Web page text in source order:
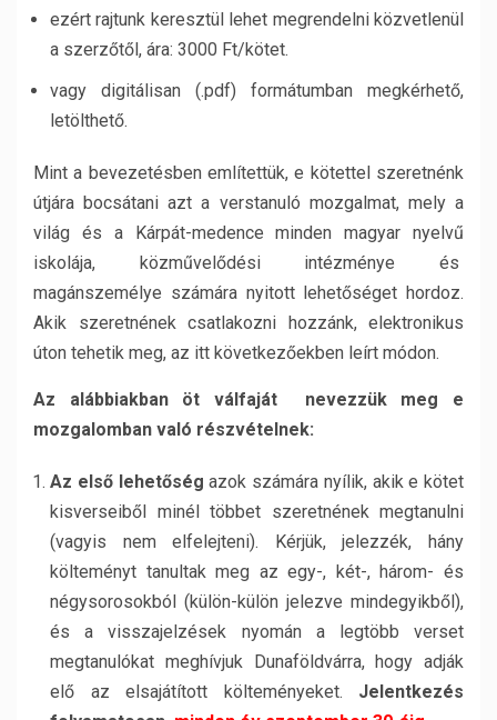
ezért rajtunk keresztül lehet megrendelni közvetlenül
a szerzőtől, ára: 3000 Ft/kötet.
vagy digitálisan (.pdf) formátumban megkérhető,
letölthető.
Mint a bevezetésben említettük, e kötettel szeretnénk
útjára bocsátani azt a verstanuló mozgalmat, mely a
világ és a Kárpát-medence minden magyar nyelvű
iskolája, közművelődési intézménye és
magánszemélye számára nyitott lehetőséget hordoz.
Akik szeretnének csatlakozni hozzánk, elektronikus
úton tehetik meg, az itt következőekben leírt módon.
Az alábbiakban öt válfaját nevezzük meg e
mozgalomban való részvételnek:
Az első lehetőség azok számára nyílik, akik e kötet
kisverseiből minél többet szeretnének megtanulni
(vagyis nem elfelejteni). Kérjük, jelezzék, hány
költeményt tanultak meg az egy-, két-, három- és
négysorosokból (külön-külön jelezve mindegyikből),
és a visszajelzések nyomán a legtöbb verset
megtanulókat meghívjuk Dunaföldvárra, hogy adják
elő az elsajátított költeményeket. Jelentkezés